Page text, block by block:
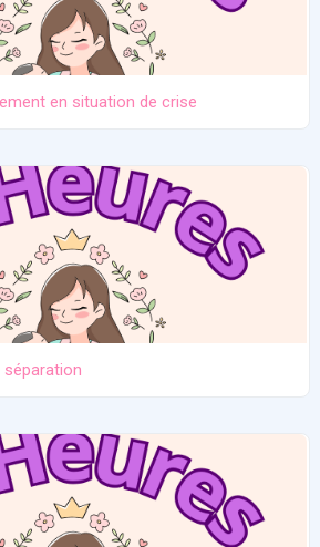
en situation de crise